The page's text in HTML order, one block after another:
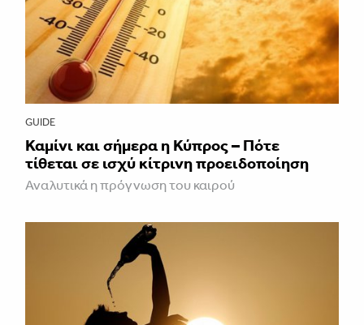
GUIDE
Καμίνι και σήμερα η Κύπρος – Πότε
τίθεται σε ισχύ κίτρινη προειδοποίηση
Αναλυτικά η πρόγνωση του καιρού